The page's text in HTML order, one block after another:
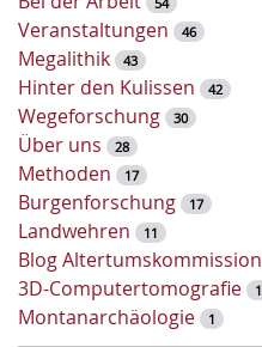
s
s
e
l
w
o
r
t
-
S
u
c
Veranstaltungen 46
Megalithik 43
Hinter den Kulissen 42
Wegeforschung 30
Über uns 28
Methoden 17
Burgenforschung 17
Landwehren 11
Blog Altertumskommission
3D-Computertomografie 1
Montanarchäologie 1